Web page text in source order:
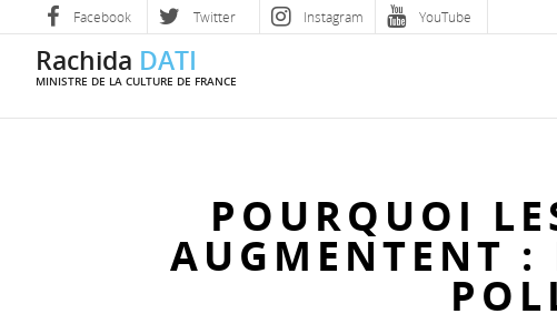
Facebook Twitter Instagram YouTube
Rachida DATI
MINISTRE DE LA CULTURE DE FRANCE
POURQUOI
AUGMENTENT :